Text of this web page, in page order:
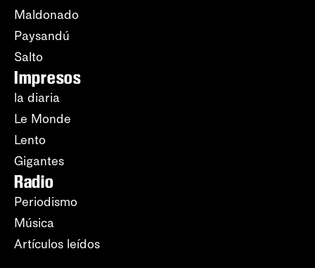
Maldonado
Paysandú
Salto
Impresos
la diaria
Le Monde
Lento
Gigantes
Radio
Periodismo
Música
Artículos leídos